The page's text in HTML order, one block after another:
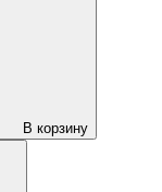
В корзину